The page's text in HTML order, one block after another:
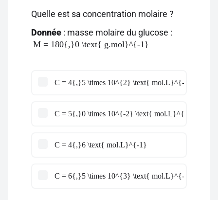
Quelle est sa concentration molaire ?
Donnée : masse molaire du glucose :
M = 180{,}0 \text{ g.mol}^{-1}
C = 4{,}5 \times 10^{2} \text{ mol.L}^{-1}
C = 5{,}0 \times 10^{-2} \text{ mol.L}^{-1}
C = 4{,}6 \text{ mol.L}^{-1}
C = 6{,}5 \times 10^{3} \text{ mol.L}^{-1}